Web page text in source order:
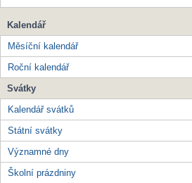
Kalendář
Měsíční kalendář
Roční kalendář
Svátky
Kalendář svátků
Státní svátky
Významné dny
Školní prázdniny